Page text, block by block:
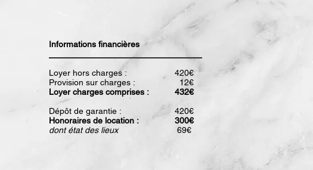
Informations financières
Loyer hors charges :
Provision sur charges :
Loyer charges comprises :
Dépôt de garantie :
Honoraires de location :
dont état des lieux
420€
12€
432€
420€
300€
69€